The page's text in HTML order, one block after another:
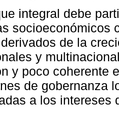
integral debe
socioeconómicos
de la
y
y poco coherente
de gobernanza
a los intereses